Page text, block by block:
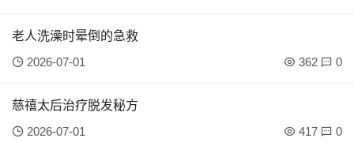
老人洗澡时晕倒的急救
2026-07-01
362 0
慈禧太后治疗脱发秘方
2026-07-01
417 0